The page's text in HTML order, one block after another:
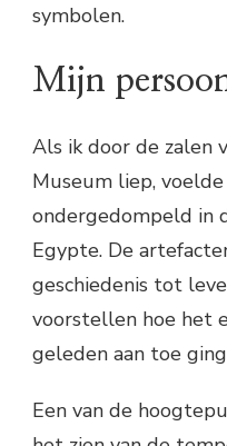
symbolen.
Mijn
Als ik door de zalen
Museum liep,
ondergedompeld in
Egypte. De
geschiedenis tot
voorstellen hoe het
geleden aan toe
Een van de